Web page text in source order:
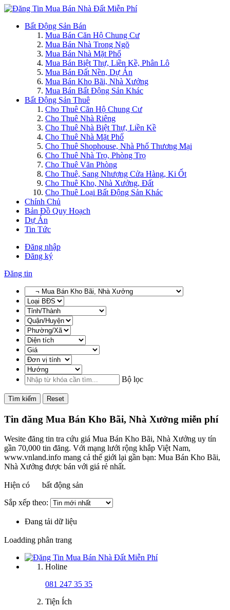
Bất Động Sản Bán
Mua Bán Căn Hộ Chung Cư
Mua Bán Nhà Trong Ngõ
Mua Bán Nhà Mặt Phố
Mua Bán Biệt Thự, Liền Kề, Phân Lô
Mua Bán Đất Nền, Dự Án
Mua Bán Kho Bãi, Nhà Xưởng
Mua Bán Bất Động Sản Khác
Bất Động Sản Thuê
Cho Thuê Căn Hộ Chung Cư
Cho Thuê Nhà Riêng
Cho Thuê Nhà Biệt Thự, Liền Kề
Cho Thuê Nhà Mặt Phố
Cho Thuê Shophouse, Nhà Phố Thương Mại
Cho Thuê Nhà Trọ, Phòng Trọ
Cho Thuê Văn Phòng
Cho Thuê, Sang Nhượng Cửa Hàng, Ki Ốt
Cho Thuê Kho, Nhà Xưởng, Đất
Cho Thuê Loại Bất Động Sản Khác
Chính Chủ
Bản Đồ Quy Hoạch
Dự Án
Tin Tức
Đăng nhập
Đăng ký
Đăng tin
Bộ lọc
Tìm kiếm Reset
Tin đăng Mua Bán Kho Bãi, Nhà Xưởng miễn phí
Wesite đăng tin tra cứu giá Mua Bán Kho Bãi, Nhà Xưởng uy tín
gần 70,000 tin đăng. Với mạng lưới rộng khắp Việt Nam,
www.vnland.info mang cả thế giới lại gần bạn: Mua Bán Kho Bãi,
Nhà Xưởng được bán với giá rẻ nhất.
Hiện có
bất động sản
Sắp xếp theo:
Đang tải dữ liệu
Loadding phân trang
Holine
081 247 35 35
Tiện Ích